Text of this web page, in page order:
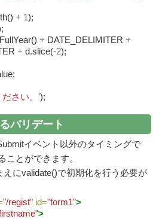
+ 1);
+ DATE_DELIMITER +
+ d.slice(-2);
さい。');
バリデート
イベント以外のタイミングで
ことができます。
にvalidate()で初期化を行う必要が
"/regist" id="form1">
>